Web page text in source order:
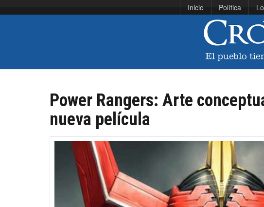
Inicio Política
Power Rangers: Arte
nueva película